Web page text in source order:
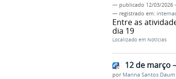
— publicado 12/03/2026
— registrado em:
Entre as
dia 19
Localizado em Notícias
12 de março
por Marina Santos Daum